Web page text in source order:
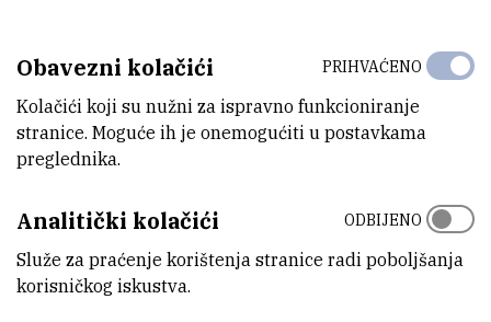
Hrvatska zaklada za znanost
DATUM POČETKA
15.11.2018.
DATUM ZAVRŠETKA
STATUS
Obavezni kolačići
Kolačići koji su nužni za ispravno funkcioniranje
stranice. Moguće ih je onemogućiti u postavkama
preglednika.
PRIHVAĆENO
Analitički kolačići
Služe za praćenje korištenja stranice radi poboljšanja
korisničkog iskustva.
ODBIJENO